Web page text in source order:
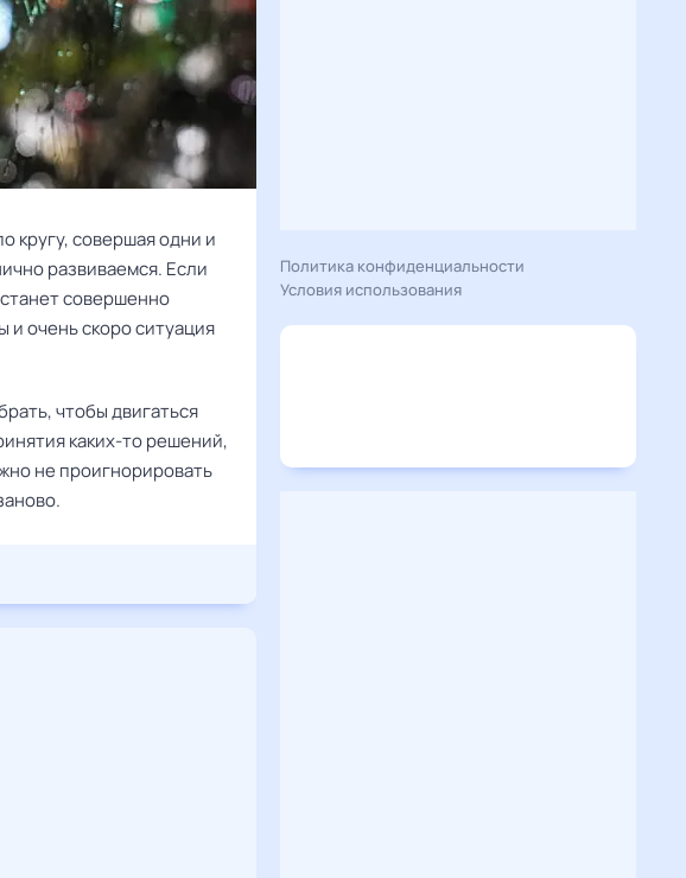
кругу, совершая одни и
развиваемся. Если
совершенно
очень скоро ситуация
чтобы двигаться
каких-то решений,
не проигнорировать
Политика конфиденциальности
Условия использования